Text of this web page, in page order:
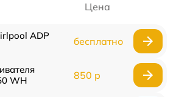
Цена
ADP
бесплатно
WH
850 р